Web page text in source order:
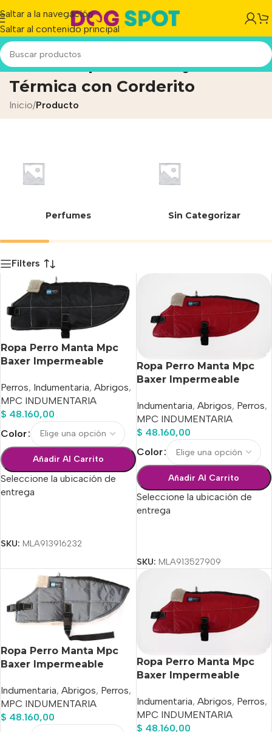
Saltar a la navegación
Saltar al contenido principal
Manta Impermeable y
Térmica con Corderito
Inicio/Producto
Perfumes Sin Categorizar
Filters
Ropa Perro Manta Mpc
Baxer Impermeable
Perros, Indumentaria, Abrigos,
MPC INDUMENTARIA
$ 48.160,00
Color
Añadir Al Carrito
Seleccione la ubicación de
entrega
SKU: MLA913916232
Ropa Perro Manta Mpc
Baxer Impermeable
Indumentaria, Abrigos, Perros,
MPC INDUMENTARIA
$ 48.160,00
Color
Añadir Al Carrito
Seleccione la ubicación de
entrega
SKU: MLA913527909
Ropa Perro Manta Mpc
Baxer Impermeable
Indumentaria, Abrigos, Perros,
MPC INDUMENTARIA
$ 48.160,00
Ropa Perro Manta Mpc
Baxer Impermeable
Indumentaria, Abrigos, Perros,
MPC INDUMENTARIA
$ 48.160,00